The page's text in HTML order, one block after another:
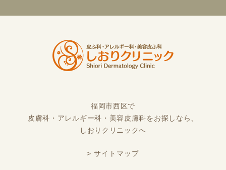
福岡市西区で
皮膚科・アレルギー科・美容皮膚科をお探しなら、
しおりクリニックへ
> サイトマップ